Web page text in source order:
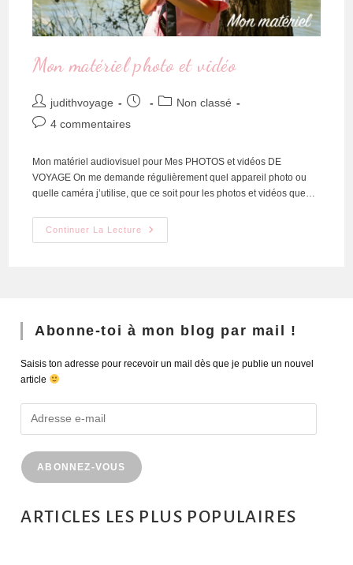
Mon matériel photo et vidéo
judithvoyage
Non classé
4 commentaires
Mon matériel audiovisuel pour Mes PHOTOS et vidéos DE
VOYAGE On me demande régulièrement quel appareil photo ou
quelle caméra j’utilise, que ce soit pour les photos et vidéos que…
Continuer La Lecture
Abonne-toi à mon blog par mail !
Saisis ton adresse pour recevoir un mail dès que je publie un nouvel
article
ABONNEZ-VOUS
ARTICLES LES PLUS POPULAIRES